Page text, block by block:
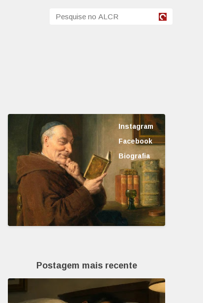
Instagram
Facebook
Biografia
Postagem mais recente